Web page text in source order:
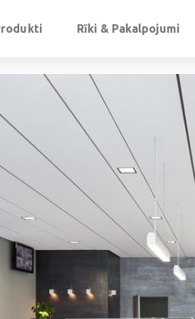
Rīki & Pakalpojumi